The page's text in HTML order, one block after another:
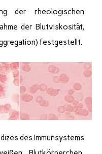
der rheologischen
der Blutviskosität,
festgestellt.
des Immunsystems